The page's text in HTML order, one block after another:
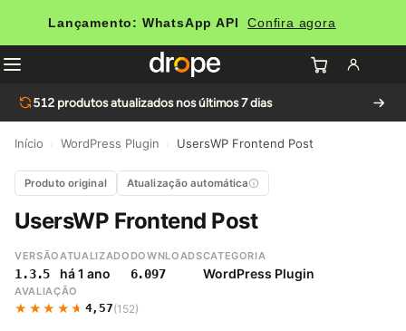
Lançamento: WhatsApp API Confira agora
512 produtos atualizados nos últimos 7 dias
Início WordPress Plugin UsersWP Frontend Post
Produto original Atualização automática
UsersWP Frontend Post
VERSÃO
1.3.5
ATUALIZADO
há 1 ano
DOWNLOADS
6.097
CATEGORIA
WordPress Plugin
AVALIAÇÃO
★★★★★
★★★★★ 4,57(152)